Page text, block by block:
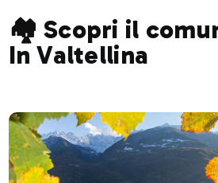
🏘️ Scopri il
In Valtellina